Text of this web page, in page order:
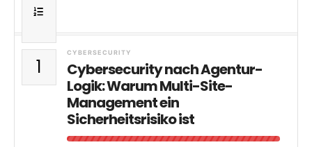
1
CYBERSECURITY
Cybersecurity nach Agentur-
Logik: Warum Multi-Site-
Management ein
Sicherheitsrisiko ist